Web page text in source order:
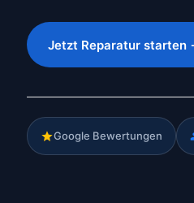
Jetzt Reparatur starten
Google Bewertungen